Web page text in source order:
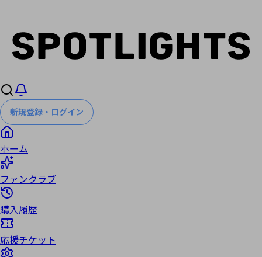
新規登録・ログイン
ホーム
ファンクラブ
購入履歴
応援チケット